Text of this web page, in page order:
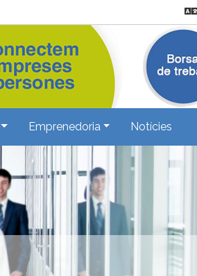
Emprenedoria Notícies